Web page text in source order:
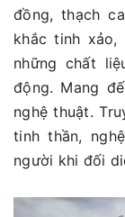
đồng, thạch
khắc tinh
những chất
động. Mang
nghệ thuật.
tinh thần,
người khi đối